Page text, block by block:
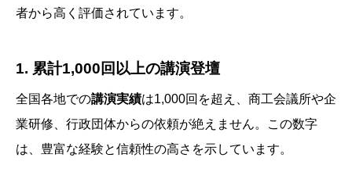
者から高く評価されています。
1. 累計1,000回以上の講演登壇
全国各地での講演実績は1,000回を超え、商工会議所や企
業研修、行政団体からの依頼が絶えません。この数字
は、豊富な経験と信頼性の高さを示しています。